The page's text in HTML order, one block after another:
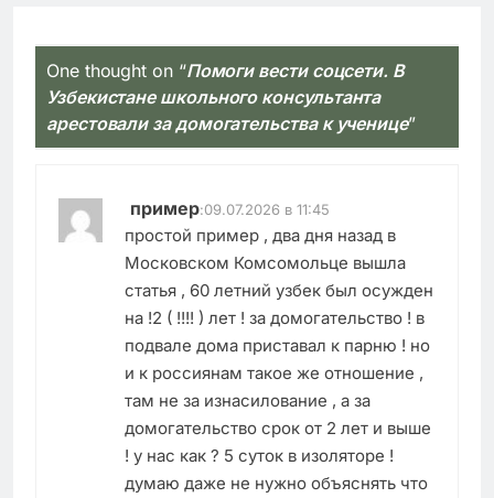
One thought on “Помоги вести соцсети. В
Узбекистане школьного консультанта
арестовали за домогательства к ученице”
пример:09.07.2026 в 11:45
простой пример , два дня назад в
Московском Комсомольце вышла
статья , 60 летний узбек был осужден
на !2 ( !!!! ) лет ! за домогательство ! в
подвале дома приставал к парню ! но
и к россиянам такое же отношение ,
там не за изнасилование , а за
домогательство срок от 2 лет и выше
! у нас как ? 5 суток в изоляторе !
думаю даже не нужно объяснять что